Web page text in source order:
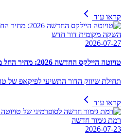
קראו עוד
השקה מקומית דור חדש
2026-07-27
טויוטה היילקס החדשה 2026: מחיר החל מ- 309,990 ש"ח
תחילת שיווק הדור התשיעי לפיקאפ של
קראו עוד
רמת גימור חדשה
2026-07-23